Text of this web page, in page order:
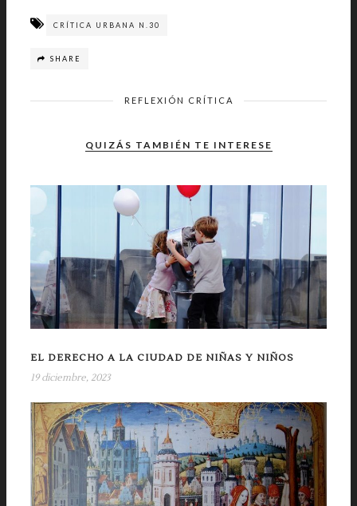
CRÍTICA URBANA N.30
SHARE
REFLEXIÓN CRÍTICA
QUIZÁS TAMBIÉN TE INTERESE
EL DERECHO A LA CIUDAD DE NIÑAS Y NIÑOS
19 diciembre, 2023